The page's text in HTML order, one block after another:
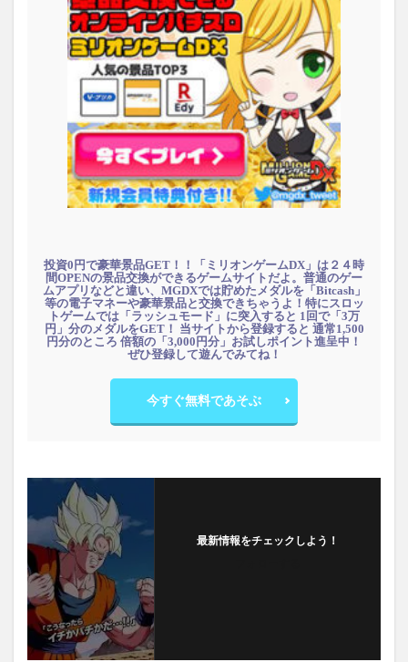
投資0円で豪華景品GET！！「ミリオンゲームDX」は２４時
間OPENの景品交換ができるゲームサイトだよ。普通のゲー
ムアプリなどと違い、MGDXでは貯めたメダルを「Bitcash」
等の電子マネーや豪華景品と交換できちゃうよ！特にスロッ
トゲームでは「ラッシュモード」に突入すると 1回で「3万
円」分のメダルをGET！ 当サイトから登録すると 通常1,500
円分のところ 倍額の「3,000円分」お試しポイント進呈中！
ぜひ登録して遊んでみてね！
今すぐ無料であそぶ
最新情報をチェックしよう！